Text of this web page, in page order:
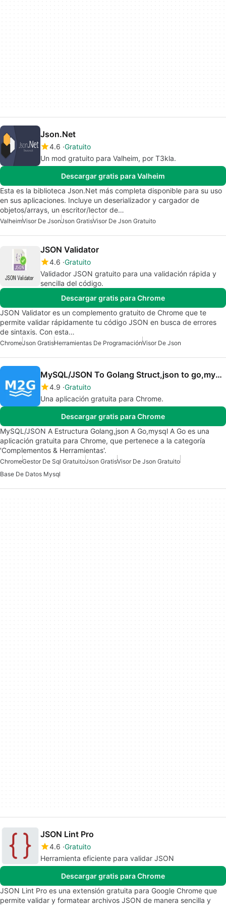
Json.Net
4.6 Gratuito
Un mod gratuito para Valheim, por T3kla.
Descargar gratis para Valheim
Esta es la biblioteca Json.Net más completa disponible para su uso
en sus aplicaciones. Incluye un deserializador y cargador de
objetos/arrays, un escritor/lector de…
ValheimVisor De JsonJson GratisVisor De Json Gratuito
JSON Validator
4.6 Gratuito
Validador JSON gratuito para una validación rápida y
sencilla del código.
Descargar gratis para Chrome
JSON Validator es un complemento gratuito de Chrome que te
permite validar rápidamente tu código JSON en busca de errores
de sintaxis. Con esta…
ChromeJson GratisHerramientas De ProgramaciónVisor De Json
MySQL/JSON To Golang Struct,json to go,mysql to go
4.9 Gratuito
Una aplicación gratuita para Chrome.
Descargar gratis para Chrome
MySQL/JSON A Estructura Golang,json A Go,mysql A Go es una
aplicación gratuita para Chrome, que pertenece a la categoría
'Complementos & Herramientas'.
ChromeGestor De Sql GratuitoJson GratisVisor De Json Gratuito
Base De Datos Mysql
JSON Lint Pro
4.6 Gratuito
Herramienta eficiente para validar JSON
Descargar gratis para Chrome
JSON Lint Pro es una extensión gratuita para Google Chrome que
permite validar y formatear archivos JSON de manera sencilla y